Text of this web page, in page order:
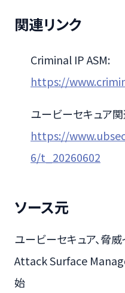
関連リンク
Criminal IP ASM:
https://
ユービーセキュア
https://
6/t_20260602
ソース元
ユービーセキュア、脅
Attack Surface
始